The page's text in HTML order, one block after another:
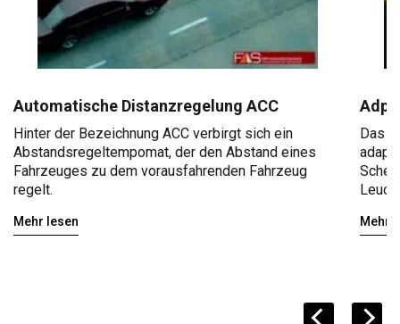
Automatische Distanzregelung ACC
Hinter der Bezeichnung ACC verbirgt sich ein
Abstandsregeltempomat, der den Abstand eines
Fahrzeuges zu dem vorausfahrenden Fahrzeug
regelt.
Mehr lesen
Das
Mehr